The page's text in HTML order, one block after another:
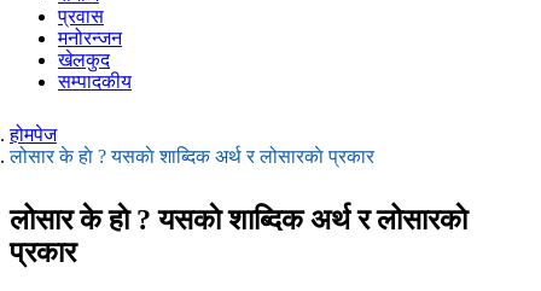
प्रवास
मनोरन्जन
खेलकुद
सम्पादकीय
होमपेज
लोसार के हाे ? यसकाे शाब्दिक अर्थ र लोसारकाे प्रकार
लोसार के हाे ? यसकाे शाब्दिक अर्थ र लोसारकाे
प्रकार